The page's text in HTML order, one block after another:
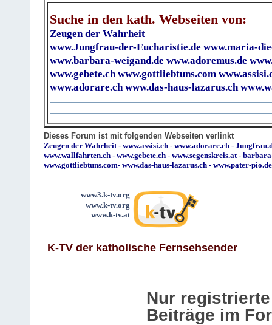
Suche in den kath. Webseiten von:
Zeugen der Wahrheit
www.Jungfrau-der-Eucharistie.de www.maria-
www.barbara-weigand.de www.adoremus.de
www.gebete.ch www.gottliebtuns.com
www.adorare.ch www.das-haus-lazarus.ch
Dieses Forum ist mit folgenden Webseiten verlinkt
Zeugen der Wahrheit - www.assisi.ch - www.adorare.ch -
www.wallfahrten.ch - www.gebete.ch - www.segenskreis.at -
www.gottliebtuns.com- www.das-haus-lazarus.ch - www.pater-pio.de
www3.k-tv.org
www.k-tv.org
www.k-tv.at
K-TV der katholische Fernsehsender
Nur
Beiträge im